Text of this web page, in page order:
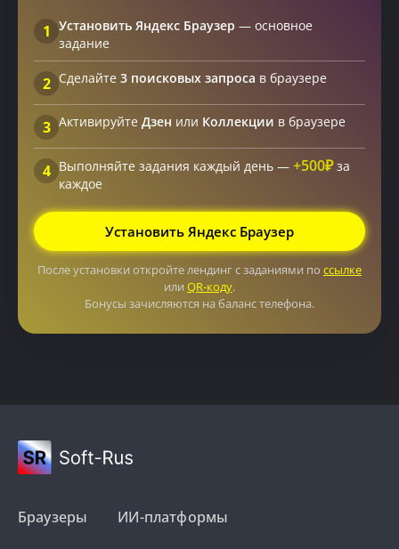
1 Установить Яндекс Браузер — основное
задание
2 Сделайте 3 поисковых запроса в браузере
3 Активируйте Дзен или Коллекции в браузере
4 Выполняйте задания каждый день — +500₽за
каждое
Установить Яндекс Браузер
После установки откройте лендинг с заданиями по ссылке
или QR-коду.
Бонусы зачисляются на баланс телефона.
Браузеры ИИ-платформы